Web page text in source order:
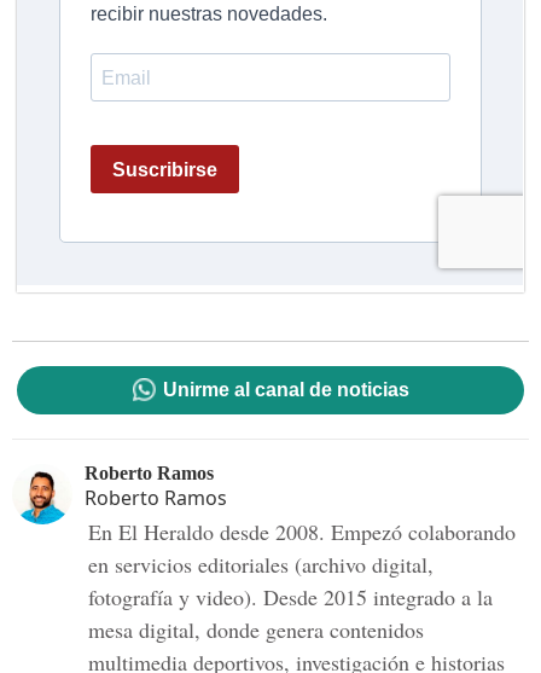
Unirme al canal de noticias
Roberto Ramos
Roberto Ramos
En El Heraldo desde 2008. Empezó colaborando
en servicios editoriales (archivo digital,
fotografía y video). Desde 2015 integrado a la
mesa digital, donde genera contenidos
multimedia deportivos, investigación e historias